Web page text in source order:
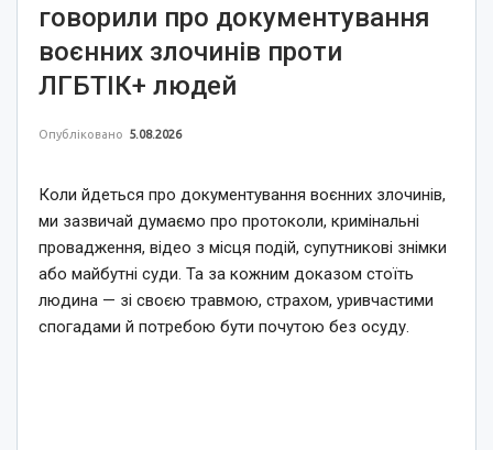
говорили про документування
воєнних злочинів проти
ЛГБТІК+ людей
Опубліковано 5.08.2026
Коли йдеться про документування воєнних злочинів,
ми зазвичай думаємо про протоколи, кримінальні
провадження, відео з місця подій, супутникові знімки
або майбутні суди. Та за кожним доказом стоїть
людина — зі своєю травмою, страхом, уривчастими
спогадами й потребою бути почутою без осуду.